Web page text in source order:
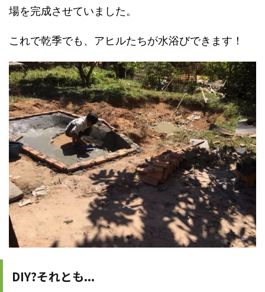
場を完成させていました。
これで乾季でも、アヒルたちが水浴びできます！
DIY?それとも...